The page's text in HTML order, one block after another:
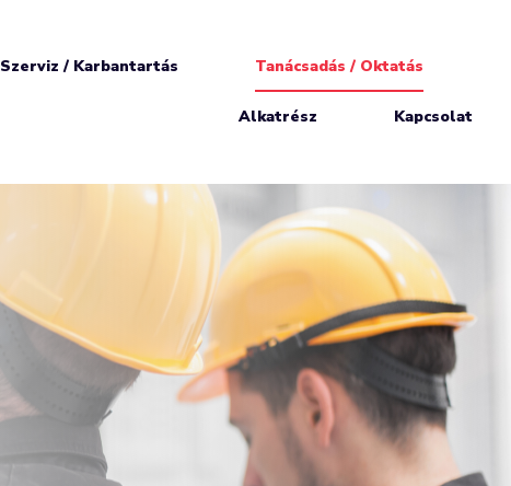
Szerviz / Karbantartás Tanácsadás / Oktatás
Alkatrész Kapcsolat